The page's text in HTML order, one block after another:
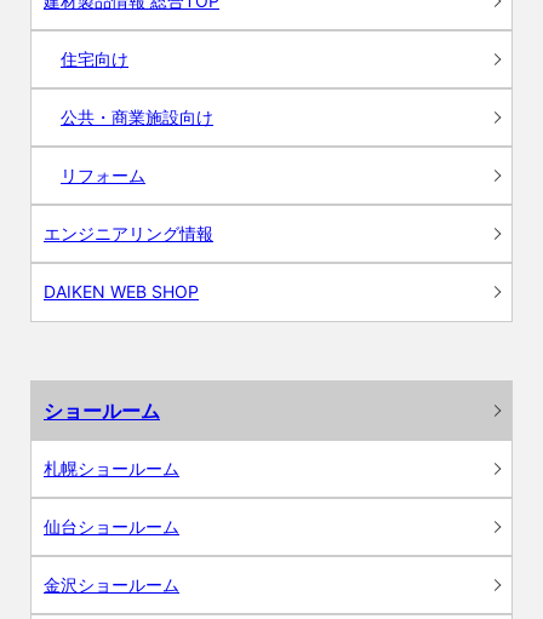
住宅向け
公共・商業施設向け
リフォーム
エンジニアリング情報
DAIKEN WEB SHOP
ショールーム
札幌ショールーム
仙台ショールーム
金沢ショールーム